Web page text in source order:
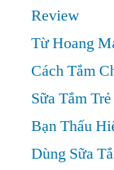
Review
Từ Hoang
Cách Tắm
Sữa Tắm
Bạn Thấu
Dùng Sữa